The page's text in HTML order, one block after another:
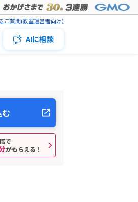
ご質問(教室運営者向け)
AIに相談
で
がもらえる！